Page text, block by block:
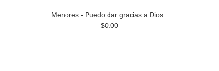
Menores - Puedo dar gracias a Dios
$0.00